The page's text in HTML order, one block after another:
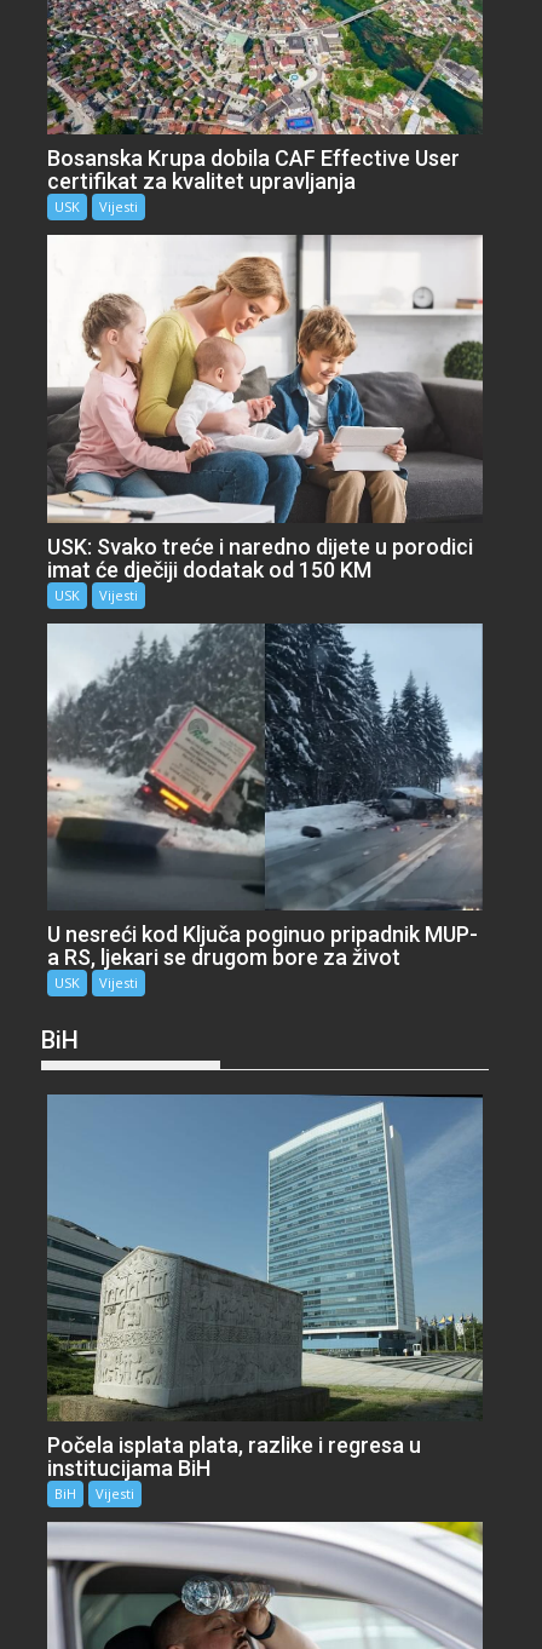
Bosanska Krupa dobila CAF Effective User
certifikat za kvalitet upravljanja
USK Vijesti
USK: Svako treće i naredno dijete u porodici
imat će dječiji dodatak od 150 KM
USK Vijesti
U nesreći kod Ključa poginuo pripadnik MUP-
a RS, ljekari se drugom bore za život
USK Vijesti
BiH
Počela isplata plata, razlike i regresa u
institucijama BiH
BiH Vijesti